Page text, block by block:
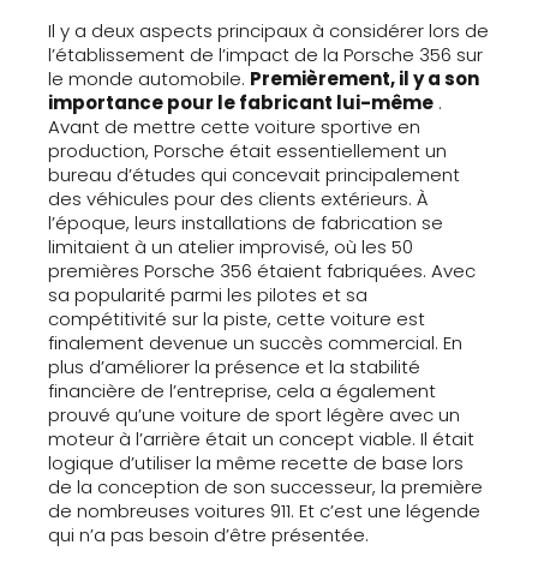
Il y a deux aspects principaux à considérer lors de
l’établissement de l’impact de la Porsche 356 sur
le monde automobile. Premièrement, il y a son
importance pour le fabricant lui-même .
Avant de mettre cette voiture sportive en
production, Porsche était essentiellement un
bureau d’études qui concevait principalement
des véhicules pour des clients extérieurs. À
l’époque, leurs installations de fabrication se
limitaient à un atelier improvisé, où les 50
premières Porsche 356 étaient fabriquées. Avec
sa popularité parmi les pilotes et sa
compétitivité sur la piste, cette voiture est
finalement devenue un succès commercial. En
plus d’améliorer la présence et la stabilité
financière de l’entreprise, cela a également
prouvé qu’une voiture de sport légère avec un
moteur à l’arrière était un concept viable. Il était
logique d’utiliser la même recette de base lors
de la conception de son successeur, la première
de nombreuses voitures 911. Et c’est une légende
qui n’a pas besoin d’être présentée.